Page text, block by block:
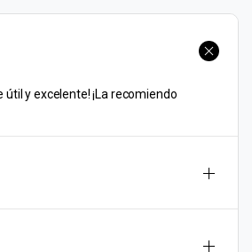
útil y excelente! ¡La recomiendo